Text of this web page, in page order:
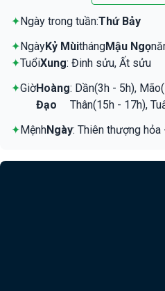
✦Ngày trong tuần:Thứ Bảy
✦NgàyKỷ MùithángMậu Ngọ
✦TuổiXung: Đinh sửu, Ất sửu
✦GiờHoàng
Đạo
: Dần(3h - 5h),
Thân(15h - 17h),
✦MệnhNgày: Thiên thượng